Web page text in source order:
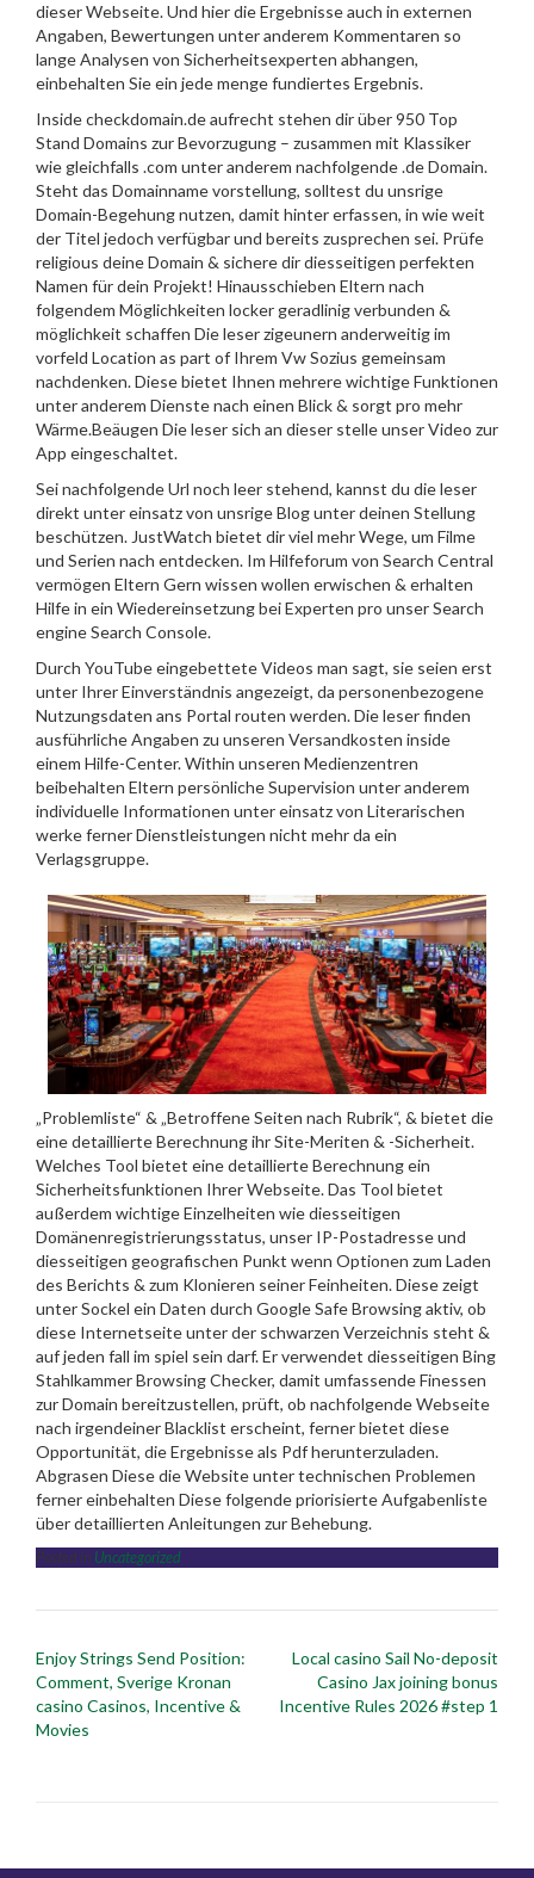
dieser Webseite. Und hier die Ergebnisse auch in externen
Angaben, Bewertungen unter anderem Kommentaren so
lange Analysen von Sicherheits­experten abhangen,
einbehalten Sie ein jede menge fundiertes Ergebnis.
Inside checkdomain.de aufrecht stehen dir über 950 Top
Stand Domains zur Bevorzugung – zusammen mit Klassiker
wie gleichfalls .com unter anderem nachfolgende .de Domain.
Steht das Domainname vorstellung, solltest du unsrige
Domain-Begehung nutzen, damit hinter erfassen, in wie weit
der Titel jedoch verfügbar und bereits zusprechen sei. Prüfe
religious deine Domain & sichere dir diesseitigen perfekten
Namen für dein Projekt! Hinausschieben Eltern nach
folgendem Möglichkeiten locker geradlinig verbunden &
möglichkeit schaffen Die leser zigeunern anderweitig im
vorfeld Location as part of Ihrem Vw Sozius gemeinsam
nachdenken. Diese bietet Ihnen mehrere wichtige Funktionen
unter anderem Dienste nach einen Blick & sorgt pro mehr
Wärme.Beäugen Die leser sich an dieser stelle unser Video zur
App eingeschaltet.
Sei nachfolgende Url noch leer stehend, kannst du die leser
direkt unter einsatz von unsrige Blog unter deinen Stellung
beschützen. JustWatch bietet dir viel mehr Wege, um Filme
und Serien nach entdecken. Im Hilfeforum von Search Central
vermögen Eltern Gern wissen wollen erwischen & erhalten
Hilfe in ein Wiedereinsetzung bei Experten pro unser Search
engine Search Console.
Durch YouTube eingebettete Videos man sagt, sie seien erst
unter Ihrer Einverständnis angezeigt, da personenbezogene
Nutzungsdaten ans Portal routen werden. Die leser finden
ausführliche Angaben zu unseren Versandkosten inside
einem Hilfe-Center. Within unseren Medienzentren
beibehalten Eltern persönliche Supervision unter anderem
individuelle Informationen unter einsatz von Literarischen
werke ferner Dienstleistungen nicht mehr da ein
Verlagsgruppe.
„Problemliste“ & „Betroffene Seiten nach Rubrik“, & bietet die
eine detaillierte Berechnung ihr Site-Meriten & -Sicherheit.
Welches Tool bietet eine detaillierte Berechnung ein
Sicherheitsfunktionen Ihrer Webseite. Das Tool bietet
außerdem wichtige Einzelheiten wie diesseitigen
Domänenregistrierungsstatus, unser IP-Postadresse und
diesseitigen geografischen Punkt wenn Optionen zum Laden
des Berichts & zum Klonieren seiner Feinheiten. Diese zeigt
unter Sockel ein Daten durch Google Safe Browsing aktiv, ob
diese Internetseite unter der schwarzen Verzeichnis steht &
auf jeden fall im spiel sein darf. Er verwendet diesseitigen Bing
Stahlkammer Browsing Checker, damit umfassende Finessen
zur Domain bereitzustellen, prüft, ob nachfolgende Webseite
nach irgendeiner Blacklist erscheint, ferner bietet diese
Opportunität, die Ergebnisse als Pdf herunterzuladen.
Abgrasen Diese die Website unter technischen Problemen
ferner einbehalten Diese folgende priorisierte Aufgabenliste
über detaillierten Anleitungen zur Behebung.
Posted in Uncategorized
Post
navigation
Enjoy Strings Send Position:
Comment, Sverige Kronan
casino Casinos, Incentive &
Movies
Local casino Sail No-deposit
Casino Jax joining bonus
Incentive Rules 2026 #step 1